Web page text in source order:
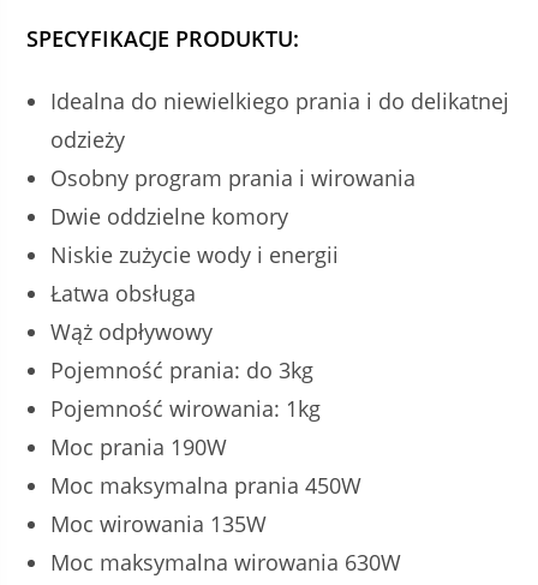
SPECYFIKACJE PRODUKTU:
Idealna do niewielkiego prania i do delikatnej
odzieży
Osobny program prania i wirowania
Dwie oddzielne komory
Niskie zużycie wody i energii
Łatwa obsługa
Wąż odpływowy
Pojemność prania: do 3kg
Pojemność wirowania: 1kg
Moc prania 190W
Moc maksymalna prania 450W
Moc wirowania 135W
Moc maksymalna wirowania 630W